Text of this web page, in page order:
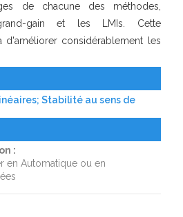
de chacune des méthodes,
gain et les LMIs. Cette
d'améliorer considérablement les
Stabilité au sens de
:
en Automatique ou en